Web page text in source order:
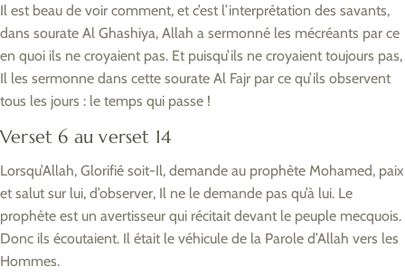
Il est beau de voir comment, et c’est l’interprétation des savants,
dans sourate Al Ghashiya, Allah a sermonné les mécréants par ce
en quoi ils ne croyaient pas. Et puisqu’ils ne croyaient toujours pas,
Il les sermonne dans cette sourate Al Fajr par ce qu’ils observent
tous les jours : le temps qui passe !
Verset 6 au verset 14
Lorsqu’Allah, Glorifié soit-Il, demande au prophète Mohamed, paix
et salut sur lui, d’observer, Il ne le demande pas qu’à lui. Le
prophète est un avertisseur qui récitait devant le peuple mecquois.
Donc ils écoutaient. Il était le véhicule de la Parole d’Allah vers les
Hommes.